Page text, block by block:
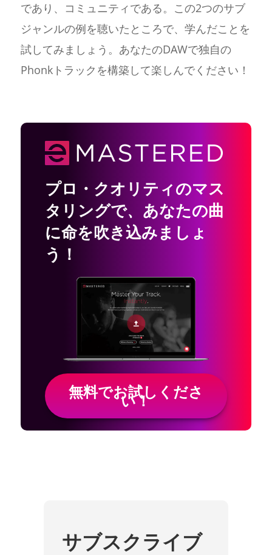
であり、コミュニティである。この2つのサブ
ジャンルの例を聴いたところで、学んだことを
試してみましょう。あなたのDAWで独自の
Phonkトラックを構築して楽しんでください！
プロ・クオリティのマス
タリングで、 あなたの曲
に命を吹き込みましょ
う！
無料でお試しくださ
い！
サブスクライブ